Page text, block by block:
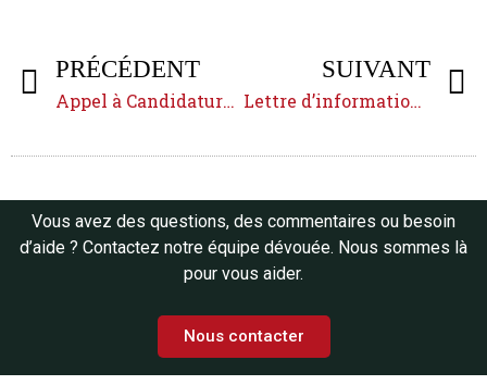
PRÉCÉDENT
Appel à Candidatures en continu : Bourse de terrain en islamologie
SUIVANT
Lettre d’informations juillet 2026
Vous avez des questions, des commentaires ou besoin
d’aide ? Contactez notre équipe dévouée. Nous sommes là
pour vous aider.
Nous contacter